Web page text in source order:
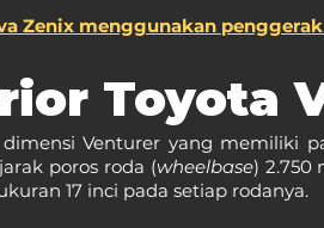
Zenix menggunakan
Toyota
Venturer yang memiliki
poros roda (wheelbase) 2.750
17 inci pada setiap rodanya.